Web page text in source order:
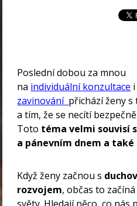
Poslední dobou za mnou
na individuálníkonzultace i
zavinování přichází ženy
a tím, že se necítí
Toto téma velmi souvisí
a pánevním dnem a
Když ženy začnou s
rozvojem, občas to